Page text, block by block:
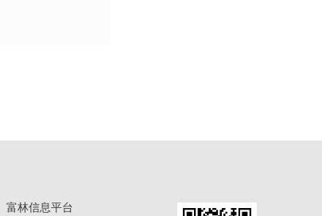
富林信息平台